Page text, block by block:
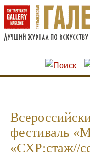
Перейти к основному
Skip to search
фестиваль
«СХР:стаж//